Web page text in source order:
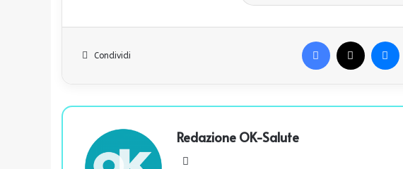
Condividi
Redazione OK-Salute